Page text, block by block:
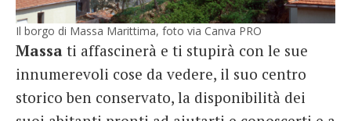
Il borgo di Massa Marittima, foto via Canva PRO
Massa ti affascinerà e ti stupirà con le sue
innumerevoli cose da vedere, il suo centro
storico ben conservato, la disponibilità dei